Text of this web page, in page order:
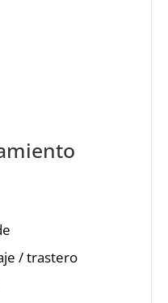
/ trastero